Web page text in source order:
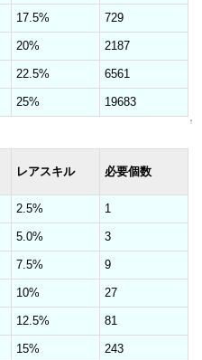
17.5% 729
20% 2187
22.5% 6561
25% 19683
↑
レアスキル 必要個数
2.5% 1
5.0% 3
7.5% 9
10% 27
12.5% 81
15% 243